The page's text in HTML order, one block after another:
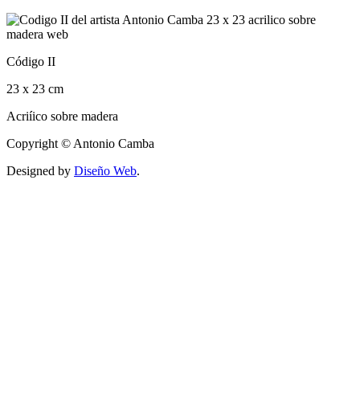
Código II
23 x 23 cm
Acriíico sobre madera
Copyright © Antonio Camba
Designed by Diseño Web.